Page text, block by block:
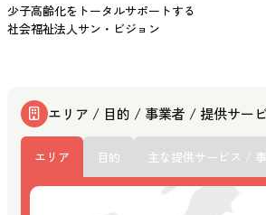
少子高齢化をトータルサポートする
社会福祉法人サン・ビジョン
エリア / 目的 / 事業者 / 提供サー
エリア 目的 主な提供サービス /